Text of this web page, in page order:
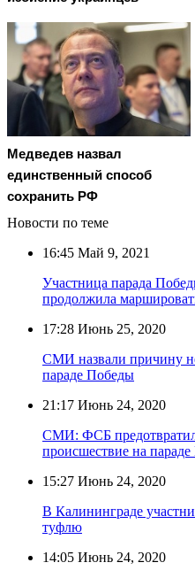
Медведев назвал
единственный способ
сохранить РФ
Новости по теме
16:45 Май 9, 2021
Участница парада
продолжила
17:28 Июнь 25, 2020
СМИ назвали причину
параде Победы
21:17 Июнь 24, 2020
СМИ: ФСБ
происшествие на
15:27 Июнь 24, 2020
В Калининграде
туфлю
14:05 Июнь 24, 2020